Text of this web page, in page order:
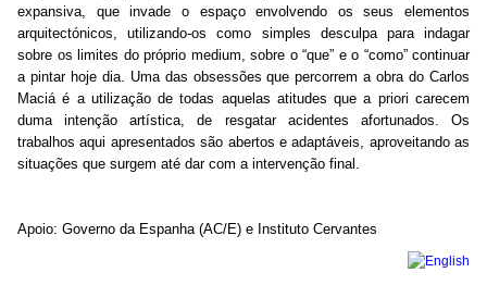
expansiva, que invade o espaço envolvendo os seus elementos
arquitectónicos, utilizando-os como simples desculpa para indagar
sobre os limites do próprio medium, sobre o “que” e o “como” continuar
a pintar hoje dia. Uma das obsessões que percorrem a obra do Carlos
Maciá é a utilização de todas aquelas atitudes que a priori carecem
duma intenção artística, de resgatar acidentes afortunados. Os
trabalhos aqui apresentados são abertos e adaptáveis, aproveitando as
situações que surgem até dar com a intervenção final.
Apoio: Governo da Espanha (AC/E) e Instituto Cervantes